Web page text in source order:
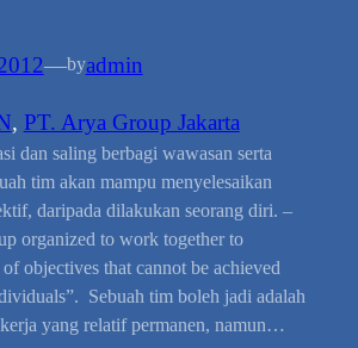
—byadmin
, PT. Arya Group Jakarta
dan saling berbagi wawasan serta
tim akan mampu menyelesaikan
daripada dilakukan seorang diri. –
organized to work together to
objectives that cannot be achieved
Sebuah tim boleh jadi adalah
yang relatif permanen, namun…